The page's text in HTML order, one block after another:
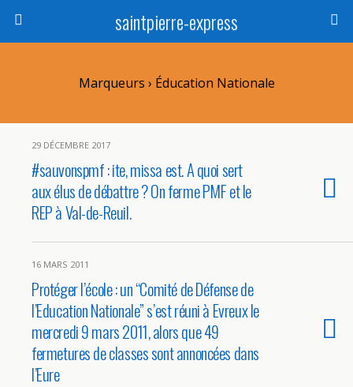
saintpierre-express
Marqueurs › Éducation Nationale
29 DÉCEMBRE 2017
#sauvonspmf : ite, missa est. A quoi sert
aux élus de débattre ? On ferme PMF et le
REP à Val-de-Reuil.
16 MARS 2011
Protéger l’école : un “Comité de Défense de
l’Education Nationale” s’est réuni à Evreux le
mercredi 9 mars 2011, alors que 49
fermetures de classes sont annoncées dans
l’Eure